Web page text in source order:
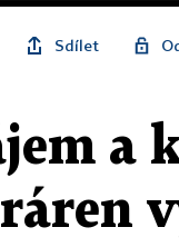
Sdílet
a